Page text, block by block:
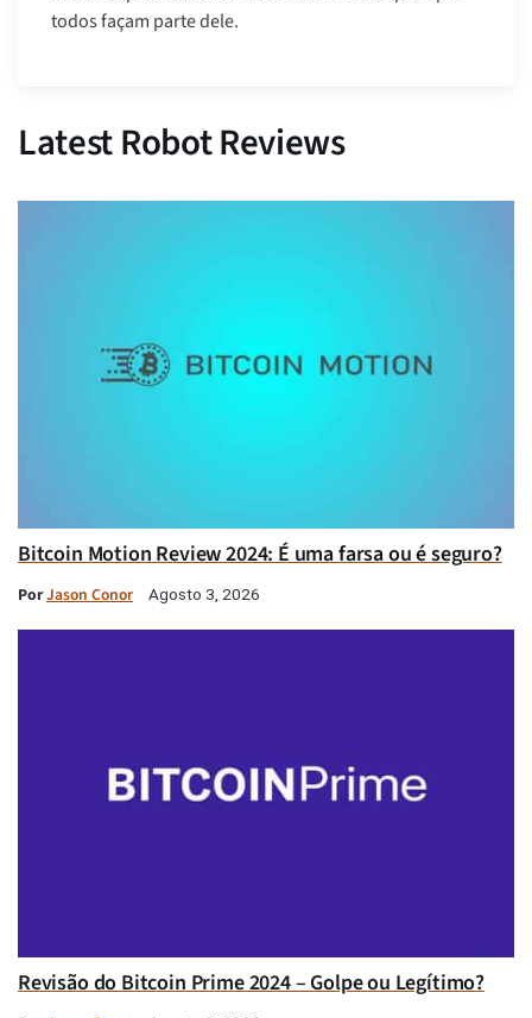
todos façam parte dele.
Latest Robot Reviews
Bitcoin Motion Review 2024: É uma farsa ou é seguro?
PorJason Conor Agosto 3, 2026
Revisão do Bitcoin Prime 2024 – Golpe ou Legítimo?